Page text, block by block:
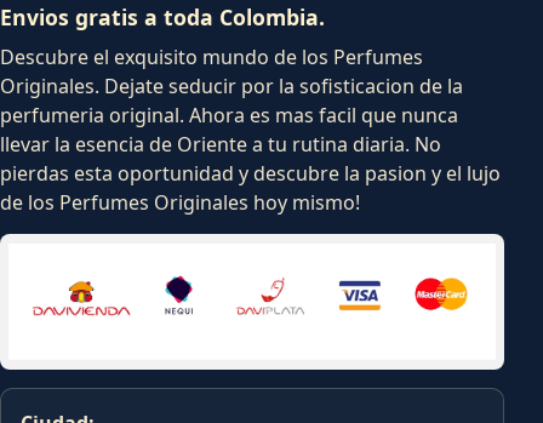
Envios gratis a toda Colombia.
Descubre el exquisito mundo de los Perfumes
Originales. Dejate seducir por la sofisticacion de la
perfumeria original. Ahora es mas facil que nunca
llevar la esencia de Oriente a tu rutina diaria. No
pierdas esta oportunidad y descubre la pasion y el lujo
de los Perfumes Originales hoy mismo!